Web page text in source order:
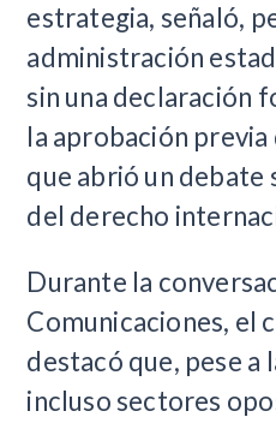
estrategia, señaló,
administración
sin una declaración
la aprobación
que abrió un
del derecho
Durante la
Comunicaciones, el
destacó que, pese a
incluso sectores